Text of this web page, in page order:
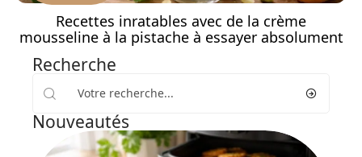
Recettes inratables avec de la crème
mousseline à la pistache à essayer absolument
Recherche
Nouveautés